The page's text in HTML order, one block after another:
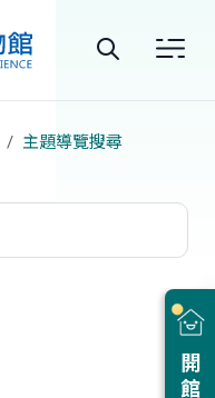
站
尋
主題導覽搜尋